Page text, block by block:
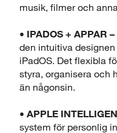
musik, filmer och
• IPADOS + APPAR –
den intuitiva
iPadOS. Det flexibla
styra, organisera och
än någonsin.
• APPLE
system för personlig